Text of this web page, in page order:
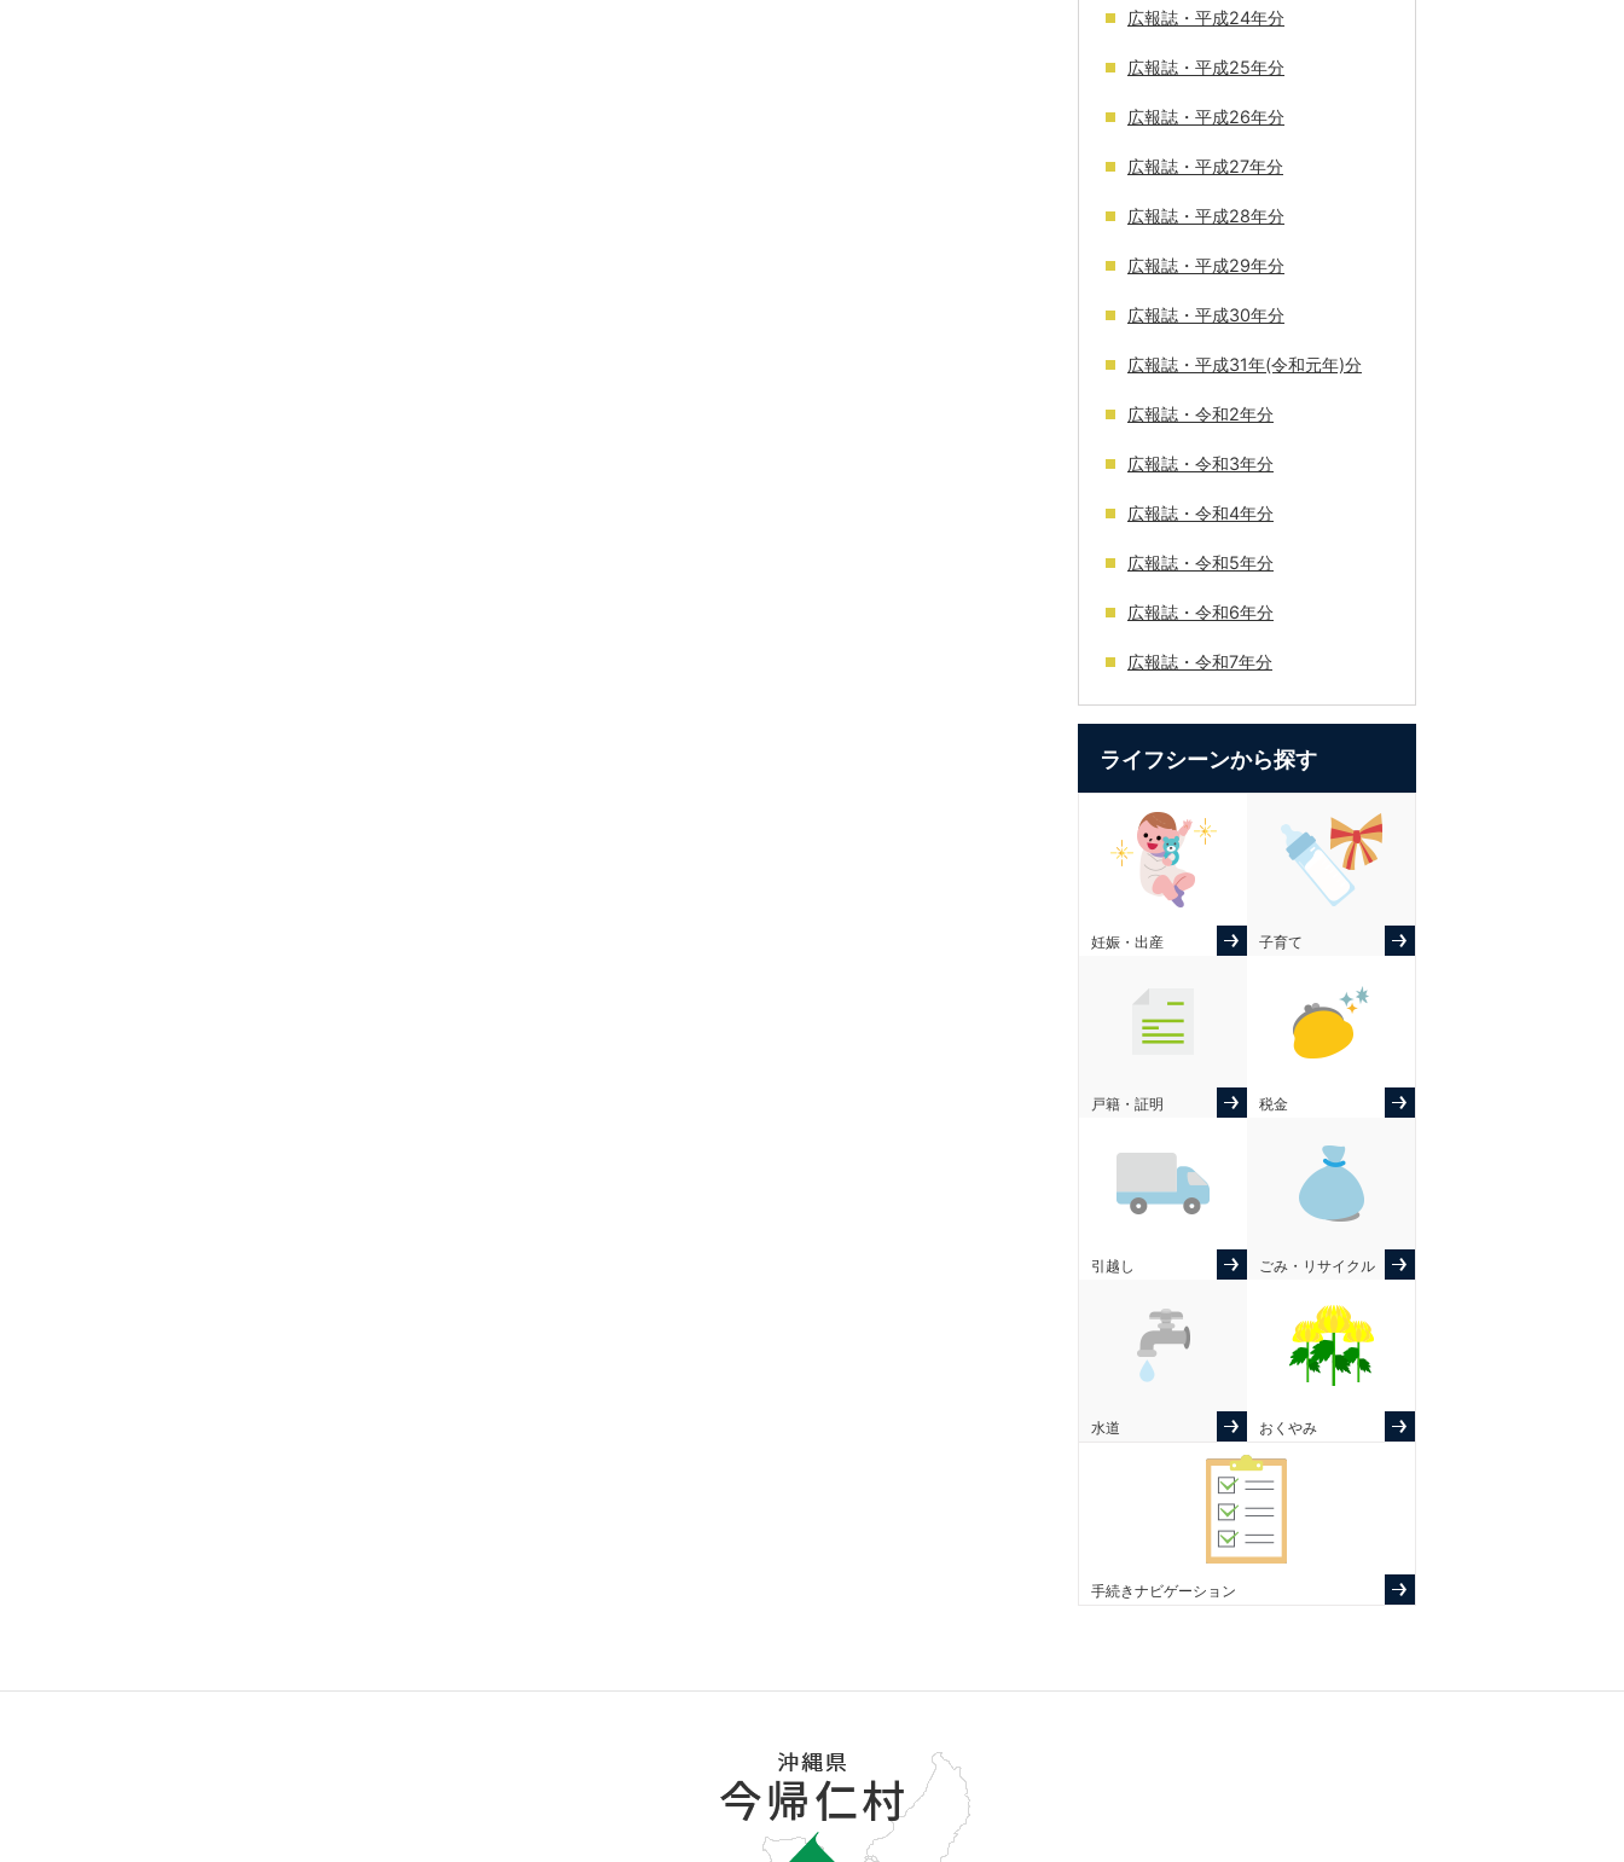
広報誌・平成24年分
広報誌・平成25年分
広報誌・平成26年分
広報誌・平成27年分
広報誌・平成28年分
広報誌・平成29年分
広報誌・平成30年分
広報誌・平成31年(令和元年)分
広報誌・令和2年分
広報誌・令和3年分
広報誌・令和4年分
広報誌・令和5年分
広報誌・令和6年分
広報誌・令和7年分
ライフシーンから探す
妊娠・出産 子育て
戸籍・証明 税金
引越し ごみ・リサイクル
水道 おくやみ
手続きナビゲーション